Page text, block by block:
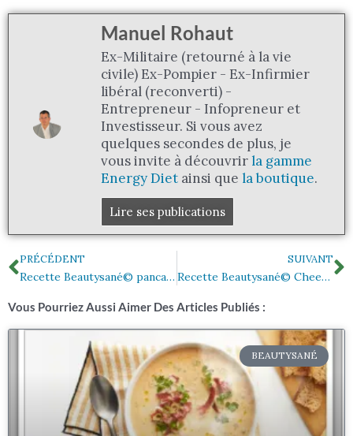
Manuel Rohaut
Ex-Militaire (retourné à la vie
civile) Ex-Pompier - Ex-Infirmier
libéral (reconverti) -
Entrepreneur - Infopreneur et
Investisseur. Si vous avez
quelques secondes de plus, je
vous invite à découvrirla gamme
Energy Diet ainsi que la boutique.
Lire ses publications
Précédent
PRÉCÉDENT
Recette Beautysané© pancake aux framboises
SUIVANT
Recette Beautysané© Cheesecake vanille speculoos
Vous Pourriez Aussi Aimer Des Articles Publiés :
BEAUTYSANÉ